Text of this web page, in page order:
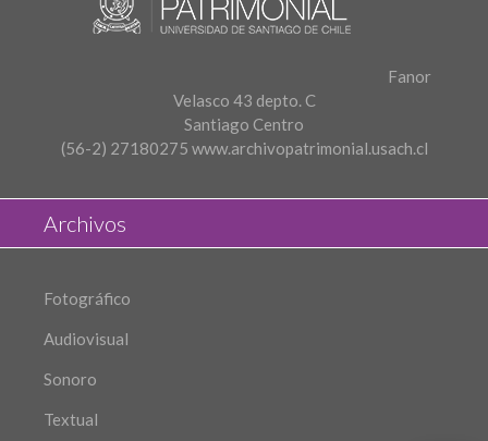
Fanor
Velasco 43 depto. C
Santiago Centro
(56-2) 27180275 www.archivopatrimonial.usach.cl
Archivos
Fotográfico
Audiovisual
Sonoro
Textual